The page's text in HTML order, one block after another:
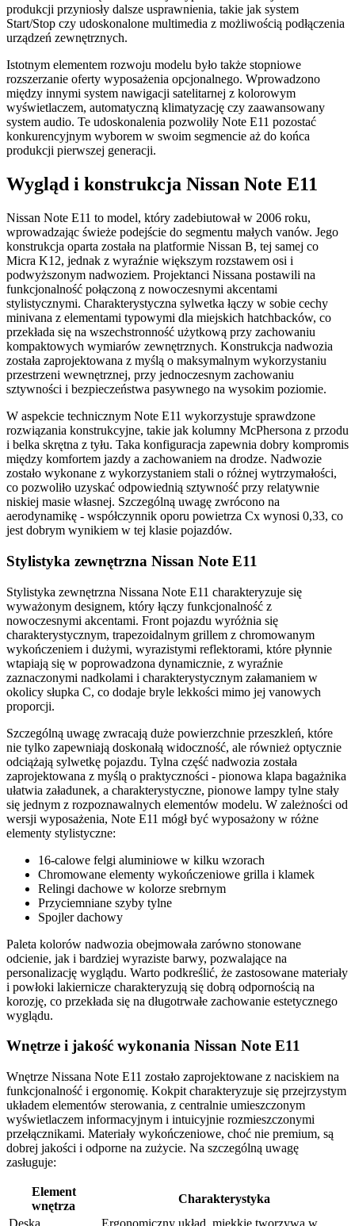
produkcji przyniosły dalsze usprawnienia, takie jak system
Start/Stop czy udoskonalone multimedia z możliwością podłączenia
urządzeń zewnętrznych.
Istotnym elementem rozwoju modelu było także stopniowe
rozszerzanie oferty wyposażenia opcjonalnego. Wprowadzono
między innymi system nawigacji satelitarnej z kolorowym
wyświetlaczem, automatyczną klimatyzację czy zaawansowany
system audio. Te udoskonalenia pozwoliły Note E11 pozostać
konkurencyjnym wyborem w swoim segmencie aż do końca
produkcji pierwszej generacji.
Wygląd i konstrukcja Nissan Note E11
Nissan Note E11 to model, który zadebiutował w 2006 roku,
wprowadzając świeże podejście do segmentu małych vanów. Jego
konstrukcja oparta została na platformie Nissan B, tej samej co
Micra K12, jednak z wyraźnie większym rozstawem osi i
podwyższonym nadwoziem. Projektanci Nissana postawili na
funkcjonalność połączoną z nowoczesnymi akcentami
stylistycznymi. Charakterystyczna sylwetka łączy w sobie cechy
minivana z elementami typowymi dla miejskich hatchbacków, co
przekłada się na wszechstronność użytkową przy zachowaniu
kompaktowych wymiarów zewnętrznych. Konstrukcja nadwozia
została zaprojektowana z myślą o maksymalnym wykorzystaniu
przestrzeni wewnętrznej, przy jednoczesnym zachowaniu
sztywności i bezpieczeństwa pasywnego na wysokim poziomie.
W aspekcie technicznym Note E11 wykorzystuje sprawdzone
rozwiązania konstrukcyjne, takie jak kolumny McPhersona z przodu
i belka skrętna z tyłu. Taka konfiguracja zapewnia dobry kompromis
między komfortem jazdy a zachowaniem na drodze. Nadwozie
zostało wykonane z wykorzystaniem stali o różnej wytrzymałości,
co pozwoliło uzyskać odpowiednią sztywność przy relatywnie
niskiej masie własnej. Szczególną uwagę zwrócono na
aerodynamikę - współczynnik oporu powietrza Cx wynosi 0,33, co
jest dobrym wynikiem w tej klasie pojazdów.
Stylistyka zewnętrzna Nissan Note E11
Stylistyka zewnętrzna Nissana Note E11 charakteryzuje się
wyważonym designem, który łączy funkcjonalność z
nowoczesnymi akcentami. Front pojazdu wyróżnia się
charakterystycznym, trapezoidalnym grillem z chromowanym
wykończeniem i dużymi, wyrazistymi reflektorami, które płynnie
wtapiają się w poprowadzona dynamicznie, z wyraźnie
zaznaczonymi nadkolami i charakterystycznym załamaniem w
okolicy słupka C, co dodaje bryle lekkości mimo jej vanowych
proporcji.
Szczególną uwagę zwracają duże powierzchnie przeszkleń, które
nie tylko zapewniają doskonałą widoczność, ale również optycznie
odciążają sylwetkę pojazdu. Tylna część nadwozia została
zaprojektowana z myślą o praktyczności - pionowa klapa bagażnika
ułatwia załadunek, a charakterystyczne, pionowe lampy tylne stały
się jednym z rozpoznawalnych elementów modelu. W zależności od
wersji wyposażenia, Note E11 mógł być wyposażony w różne
elementy stylistyczne:
16-calowe felgi aluminiowe w kilku wzorach
Chromowane elementy wykończeniowe grilla i klamek
Relingi dachowe w kolorze srebrnym
Przyciemniane szyby tylne
Spojler dachowy
Paleta kolorów nadwozia obejmowała zarówno stonowane
odcienie, jak i bardziej wyraziste barwy, pozwalające na
personalizację wyglądu. Warto podkreślić, że zastosowane materiały
i powłoki lakiernicze charakteryzują się dobrą odpornością na
korozję, co przekłada się na długotrwałe zachowanie estetycznego
wyglądu.
Wnętrze i jakość wykonania Nissan Note E11
Wnętrze Nissana Note E11 zostało zaprojektowane z naciskiem na
funkcjonalność i ergonomię. Kokpit charakteryzuje się przejrzystym
układem elementów sterowania, z centralnie umieszczonym
wyświetlaczem informacyjnym i intuicyjnie rozmieszczonymi
przełącznikami. Materiały wykończeniowe, choć nie premium, są
dobrej jakości i odporne na zużycie. Na szczególną uwagę
zasługuje:
Element
wnętrza
Charakterystyka